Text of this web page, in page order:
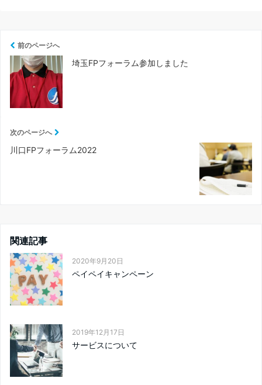
前のページへ
埼玉FPフォーラム参加しました
次のページへ
川口FPフォーラム2022
関連記事
2020年9月20日
ペイペイキャンペーン
2019年12月17日
サービスについて